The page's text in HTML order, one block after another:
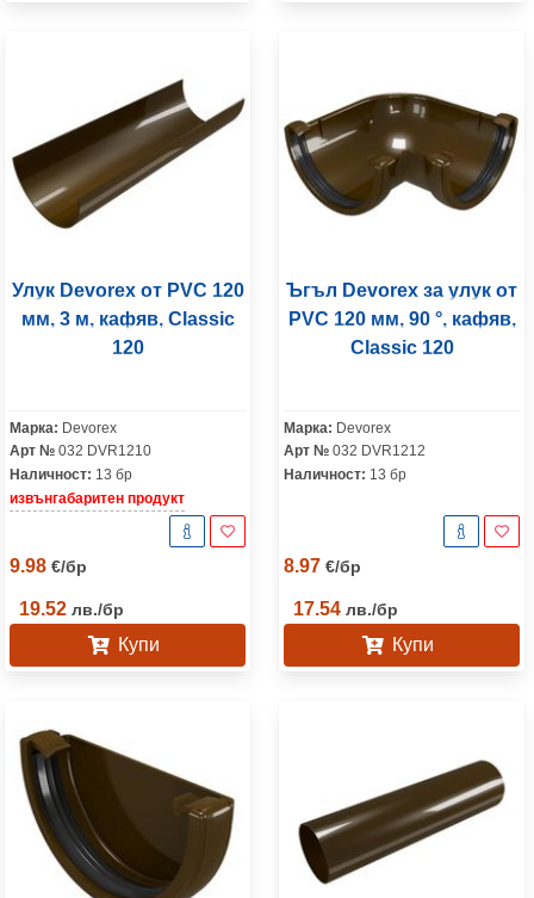
Улук Devorex от PVC 120
мм, 3 м, кафяв, Classic
120
Марка: Devorex
Арт № 032 DVR1210
Наличност: 13 бр
извънгабаритен продукт
9.98 €/бр
19.52 лв./бр
Купи
Ъгъл Devorex за улук от
PVC 120 мм, 90 °, кафяв,
Classic 120
Марка: Devorex
Арт № 032 DVR1212
Наличност: 13 бр
8.97 €/бр
17.54 лв./бр
Купи